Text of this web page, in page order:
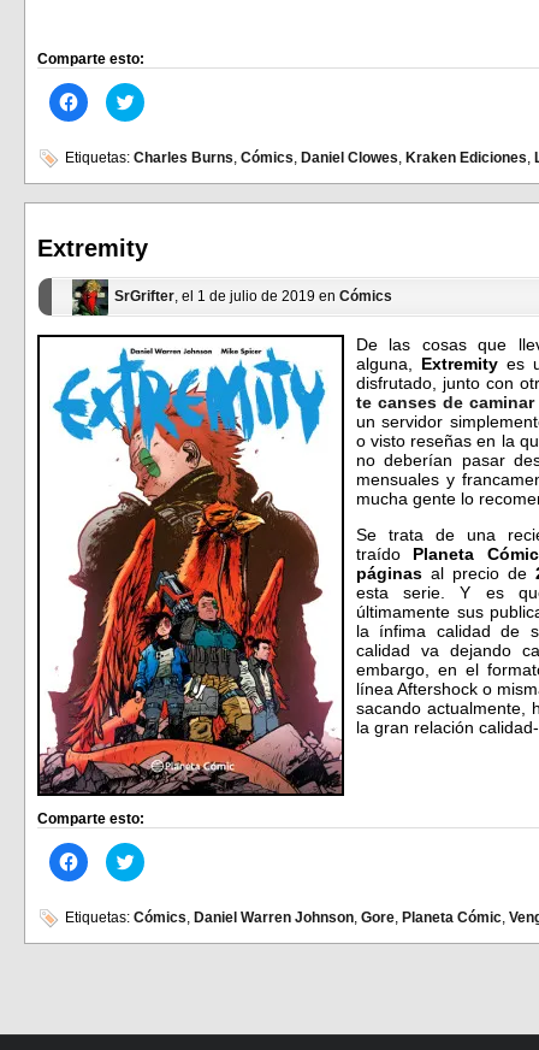
Comparte esto:
Haz
clic
en
Facebook
(Se
abre
ventana
nueva)
Haz
clic
en
(Se
abre
ventana
nueva)
Etiquetas: Charles Burns, Cómics, Daniel Clowes, Kraken Ediciones,
Extremity
SrGrifter, el 1 de julio de 2019 en Cómics
De las cosas que
alguna, Extremity es
disfrutado, junto con
te canses de caminar
un servidor
o visto reseñas en la
no deberían pasar
mensuales y
mucha gente lo
Se trata de una
traído Planeta Cómic
páginas al precio de
esta serie. Y es
últimamente sus
la ínfima calidad de
calidad va dejando
embargo, en el
línea Aftershock o
sacando actualmente,
la gran relación
Comparte esto:
Haz
clic
en
Facebook
(Se
Haz
clic
en
(Se
Etiquetas: Cómics, Daniel Warren Johnson, Gore, Planeta Cómic,